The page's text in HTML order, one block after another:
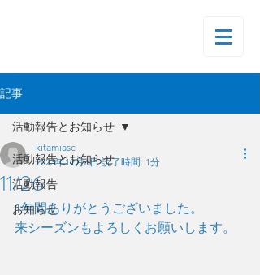
記事
活動報告とお知らせ
活動報告
お知らせ
活動報告とお知らせ
11/26
kitamiasc
2023年12月6日 読了時間: 1分
1年間ありがとうございました。
来シーズンもよろしくお願いします。